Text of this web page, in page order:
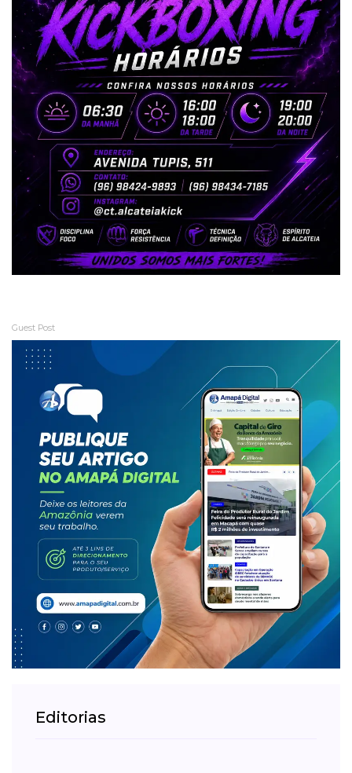
Guest Post
Editorias